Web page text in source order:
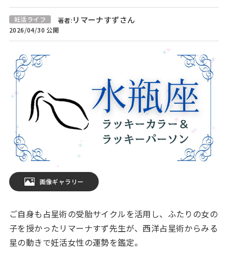
妊活ライフ 著者: リマーナすずさん
2026/04/30 公開
画像ギャラリー
ご自身も占星術の受胎サイクルを活用し、ふたりの女の
子を授かったリマーナすず先生が、西洋占星術からみる
星の動きで妊活女性の運勢を鑑定。